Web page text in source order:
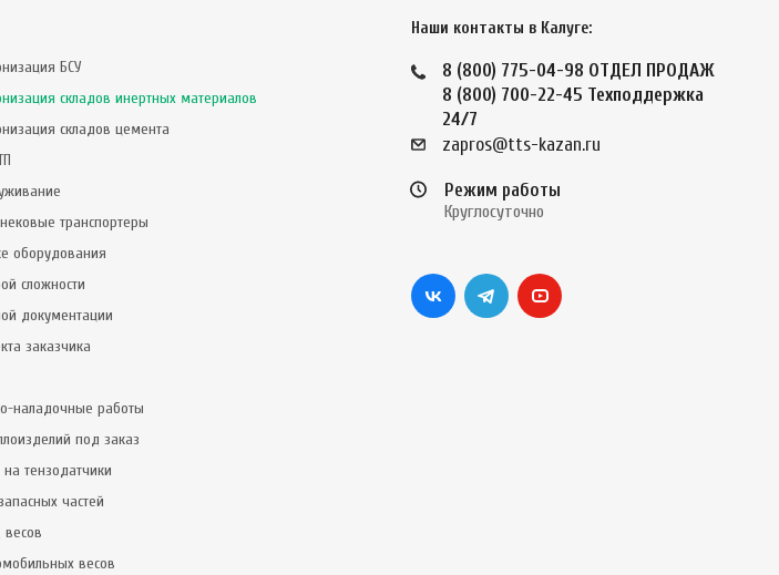
БСУ
складов инертных материалов
складов цемента
транспортеры
оборудования
сложности
документации
заказчика
наладочные работы
под заказ
тензодатчики
частей
весов
Наши контакты в Калуге:
8 (800) 775-04-98 ОТДЕЛ ПРОДАЖ
8 (800) 700-22-45 Техподдержка
24/7
zapros@tts-kazan.ru
Режим работы
Круглосуточно